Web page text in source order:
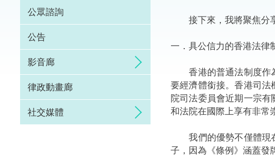
公眾諮詢
公告
影音廊
律政動畫廊
社交媒體
接下來，我將聚焦分享
一．具公信力的香港法律
香港的普通法制度作為
要經濟體銜接。香港司
院司法委員會近期一宗
和法院在國際上享有非常
我們的優勢不僅體現在
子，因為《條例》涵蓋發